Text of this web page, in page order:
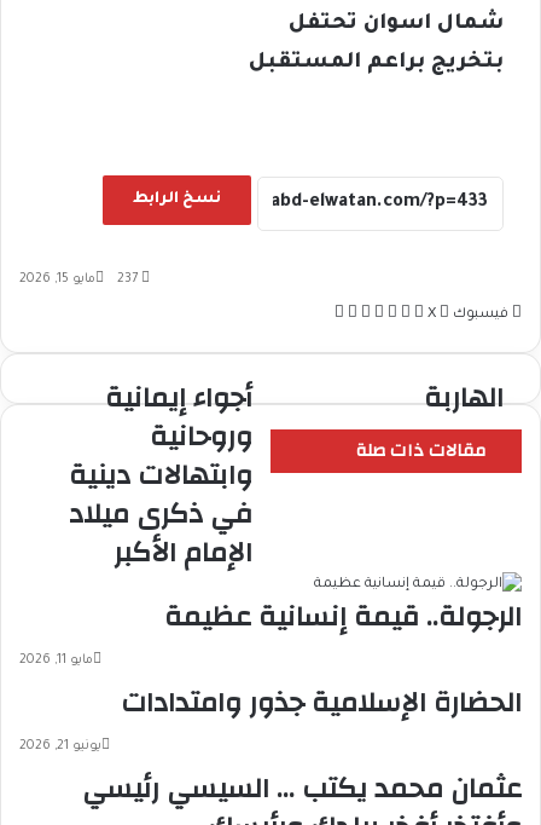
شمال اسوان تحتفل
بتخريج براعم المستقبل
نسخ الرابط
مايو 15, 2026
فيسبوك ‫X لينكدإنبينتيريستمشاركة
أجواء
إيمانية
وروحانية
وابتهالات
دينية
في
ذكرى
ميلاد
الأكبر
أجواء إيمانية
وروحانية
وابتهالات دينية
في ذكرى ميلاد
الإمام الأكبر
الهاربة
الهاربة
مقالات ذات صلة
الرجولة.. قيمة إنسانية عظيمة
مايو 11, 2026
الحضارة الإسلامية جذور وامتدادات
يونيو 21, 2026
عثمان محمد يكتب … السيسي رئيسي